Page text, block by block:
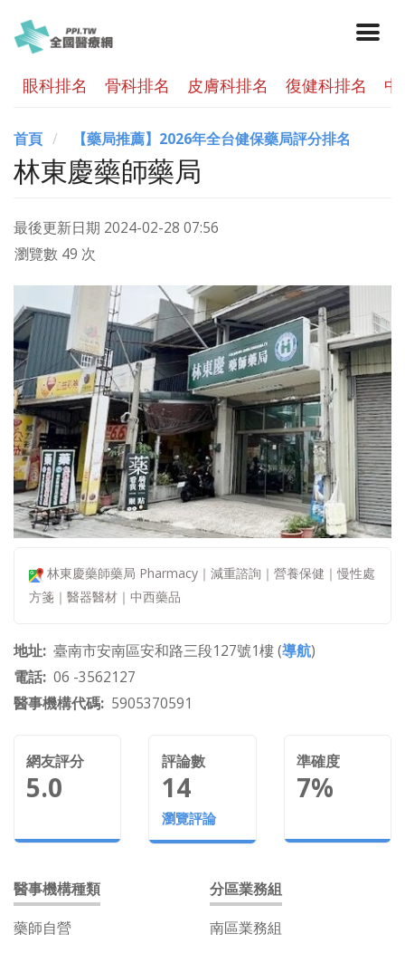
眼科排名 骨科排名 皮膚科排名 復健科排名
首頁 【藥局推薦】2026年全台健保藥局評分排名
林東慶藥師藥局
最後更新日期 2024-02-28 07:56
瀏覽數 49 次
林東慶藥師藥局 Pharmacy｜減重諮詢｜營養保健｜慢性處
方箋｜醫器醫材｜中西藥品
地址 臺南市安南區安和路三段127號1樓 (導航)
電話 06 -3562127
醫事機構代碼 5905370591
網友評分
5.0
評論數
14
瀏覽評論
準確度
7%
醫事機構種類
藥師自營
分區業務組
南區業務組